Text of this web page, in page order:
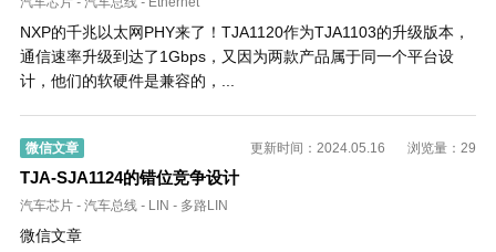
NXP的千兆以太网PHY来了！TJA1120作为TJA1103的升级版本，
通信速率升级到达了1Gbps，又因为两款产品属于同一个平台设
计，他们的软硬件是兼容的，...
微信文章 浏览量：29
更新时间：2024.05.16
TJA-SJA1124的错位竞争设计
汽车芯片 - 汽车总线 - LIN - 多路LIN
微信文章